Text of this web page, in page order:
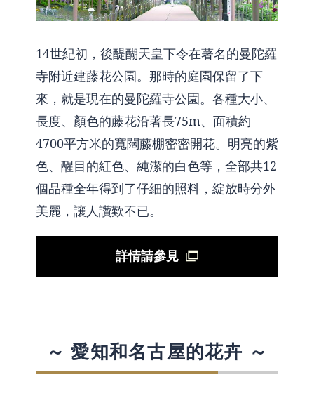
14世紀初，後醍醐天皇下令在著名的曼陀羅
寺附近建藤花公園。那時的庭園保留了下
來，就是現在的曼陀羅寺公園。各種大小、
長度、顏色的藤花沿著長75m、面積約
4700平方米的寬闊藤棚密密開花。明亮的紫
色、醒目的紅色、純潔的白色等，全部共12
個品種全年得到了仔細的照料，綻放時分外
美麗，讓人讚歎不已。
詳情請參見
～ 愛知和名古屋的花卉 ～